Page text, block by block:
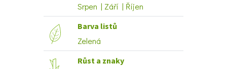
Srpen | Září | Říjen
Barva listů
Zelená
Růst a znaky